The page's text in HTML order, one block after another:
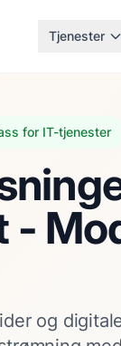
Tjenester
for IT-tjenester
-
og